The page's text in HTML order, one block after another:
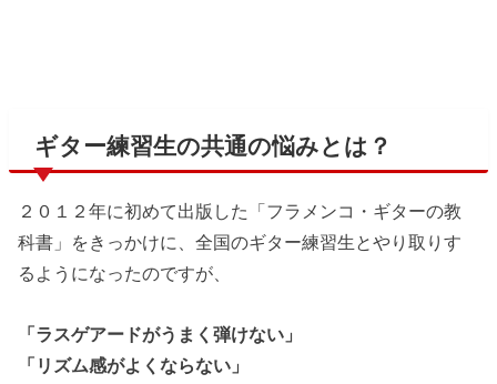
ギター練習生の共通の悩みとは？
２０１２年に初めて出版した「フラメンコ・ギターの教
科書」をきっかけに、全国のギター練習生とやり取りす
るようになったのですが、
「ラスゲアードがうまく弾けない」
「リズム感がよくならない」